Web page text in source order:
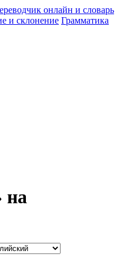
и склонение Грамматика
на